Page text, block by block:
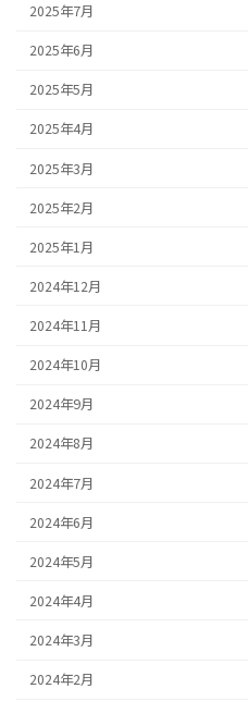
2025年7月
2025年6月
2025年5月
2025年4月
2025年3月
2025年2月
2025年1月
2024年12月
2024年11月
2024年10月
2024年9月
2024年8月
2024年7月
2024年6月
2024年5月
2024年4月
2024年3月
2024年2月